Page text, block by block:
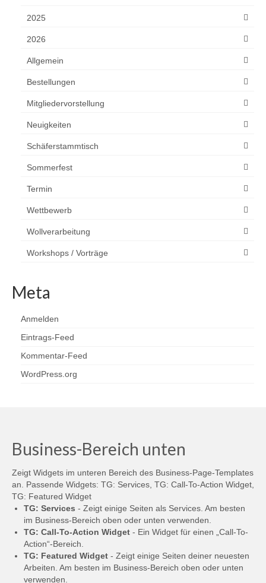
2025
2026
Allgemein
Bestellungen
Mitgliedervorstellung
Neuigkeiten
Schäferstammtisch
Sommerfest
Termin
Wettbewerb
Wollverarbeitung
Workshops / Vorträge
Meta
Anmelden
Eintrags-Feed
Kommentar-Feed
WordPress.org
Business-Bereich unten
Zeigt Widgets im unteren Bereich des Business-Page-Templates
an. Passende Widgets: TG: Services, TG: Call-To-Action Widget,
TG: Featured Widget
TG: Services - Zeigt einige Seiten als Services. Am besten
im Business-Bereich oben oder unten verwenden.
TG: Call-To-Action Widget - Ein Widget für einen „Call-To-
Action“-Bereich.
TG: Featured Widget - Zeigt einige Seiten deiner neuesten
Arbeiten. Am besten im Business-Bereich oben oder unten
verwenden.